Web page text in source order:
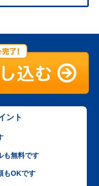
ント
も無料です
もOKです